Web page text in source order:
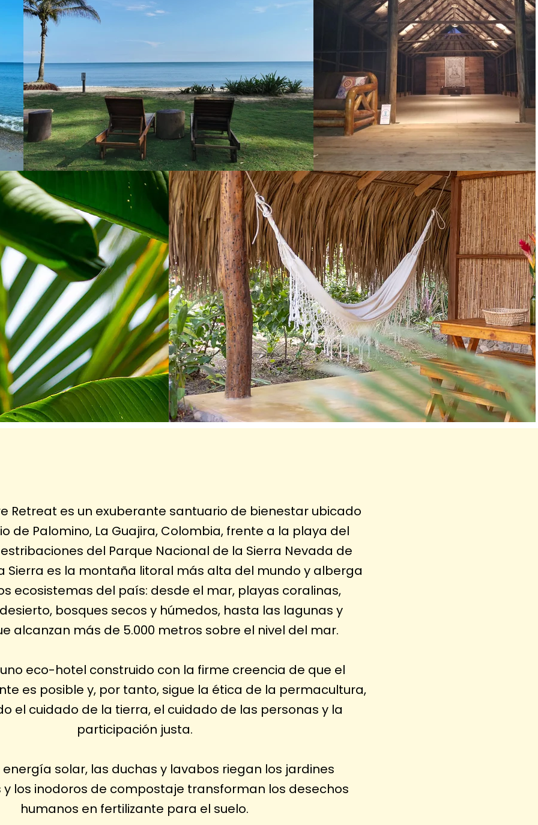
Retreat es un exuberante santuario de bienestar ubicado
de Palomino, La Guajira, Colombia, frente a la playa del
del Parque Nacional de la Sierra Nevada de
Sierra es la montaña litoral más alta del mundo y alberga
ecosistemas del país: desde el mar, playas coralinas,
bosques secos y húmedos, hasta las lagunas y
alcanzan más de 5.000 metros sobre el nivel del mar.
eco-hotel construido con la firme creencia de que el
es posible y, por tanto, sigue la ética de la permacultura,
el cuidado de la tierra, el cuidado de las personas y la
participación justa.
energía solar, las duchas y lavabos riegan los jardines
los inodoros de compostaje transforman los desechos
humanos en fertilizante para el suelo.